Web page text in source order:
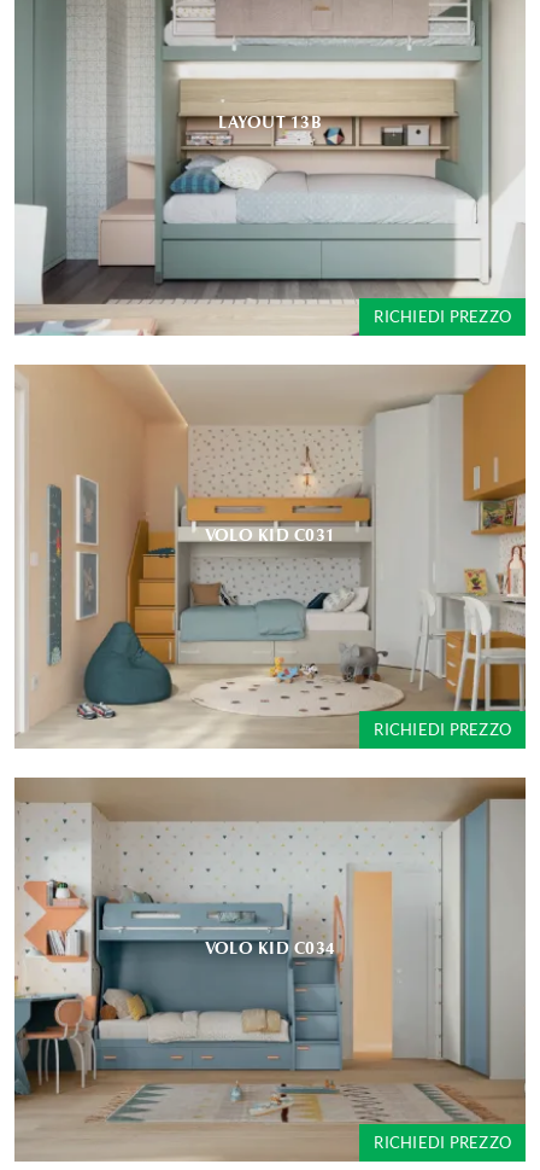
LAYOUT 13B
RICHIEDI PREZZO
VOLO KID C031
RICHIEDI PREZZO
VOLO KID C034
RICHIEDI PREZZO